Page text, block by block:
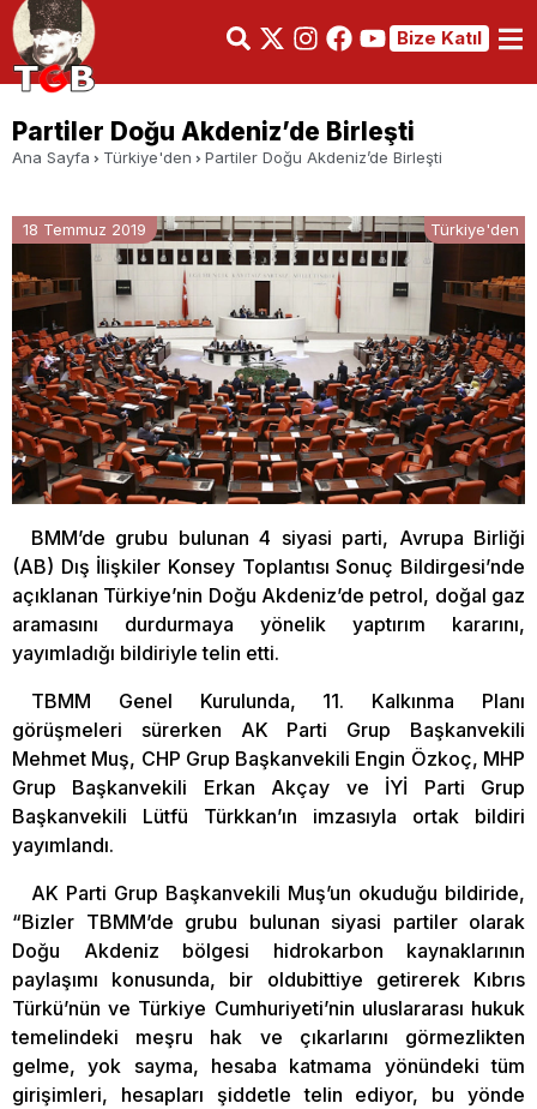
Bize Katıl
Partiler Doğu Akdeniz’de Birleşti
Ana Sayfa Türkiye'den Partiler Doğu Akdeniz’de Birleşti
18 Temmuz 2019 Türkiye'den
BMM’de grubu bulunan 4 siyasi parti, Avrupa Birliği
(AB) Dış İlişkiler Konsey Toplantısı Sonuç Bildirgesi’nde
açıklanan Türkiye’nin Doğu Akdeniz’de petrol, doğal gaz
aramasını durdurmaya yönelik yaptırım kararını,
yayımladığı bildiriyle telin etti.
TBMM Genel Kurulunda, 11. Kalkınma Planı
görüşmeleri sürerken AK Parti Grup Başkanvekili
Mehmet Muş, CHP Grup Başkanvekili Engin Özkoç, MHP
Grup Başkanvekili Erkan Akçay ve İYİ Parti Grup
Başkanvekili Lütfü Türkkan’ın imzasıyla ortak bildiri
yayımlandı.
AK Parti Grup Başkanvekili Muş’un okuduğu bildiride,
“Bizler TBMM’de grubu bulunan siyasi partiler olarak
Doğu Akdeniz bölgesi hidrokarbon kaynaklarının
paylaşımı konusunda, bir oldubittiye getirerek Kıbrıs
Türkü’nün ve Türkiye Cumhuriyeti’nin uluslararası hukuk
temelindeki meşru hak ve çıkarlarını görmezlikten
gelme, yok sayma, hesaba katmama yönündeki tüm
girişimleri, hesapları şiddetle telin ediyor, bu yönde